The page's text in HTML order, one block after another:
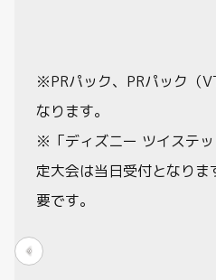
※PRパック、PRパック（
なります。
※「ディズニー ツイステ
定大会は当日受付となり
要です。